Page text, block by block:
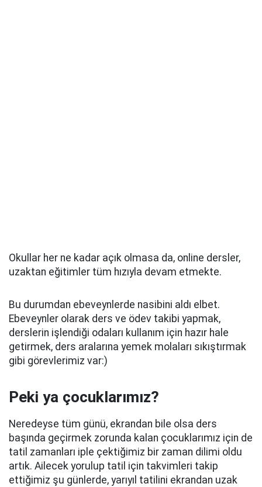
Okullar her ne kadar açık olmasa da, online dersler,
uzaktan eğitimler tüm hızıyla devam etmekte.
Bu durumdan ebeveynlerde nasibini aldı elbet.
Ebeveynler olarak ders ve ödev takibi yapmak,
derslerin işlendiği odaları kullanım için hazır hale
getirmek, ders aralarına yemek molaları sıkıştırmak
gibi görevlerimiz var:)
Peki ya çocuklarımız?
Neredeyse tüm günü, ekrandan bile olsa ders
başında geçirmek zorunda kalan çocuklarımız için de
tatil zamanları iple çektiğimiz bir zaman dilimi oldu
artık. Ailecek yorulup tatil için takvimleri takip
ettiğimiz şu günlerde, yarıyıl tatilini ekrandan uzak